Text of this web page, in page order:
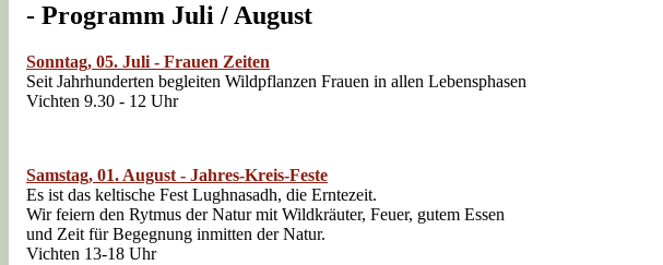
- Programm Juli / August
Sonntag, 05. Juli - Frauen Zeiten
Seit Jahrhunderten begleiten Wildpflanzen Frauen in allen Lebensphasen
Vichten 9.30 - 12 Uhr
Samstag, 01. August - Jahres-Kreis-Feste
Es ist das keltische Fest Lughnasadh, die Erntezeit.
Wir feiern den Rytmus der Natur mit Wildkräuter, Feuer, gutem Essen
und Zeit für Begegnung inmitten der Natur.
Vichten 13-18 Uhr